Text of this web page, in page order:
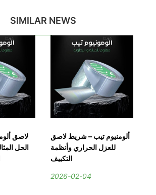
SIMILAR NEWS
لاصق
الحل
ألومنيوم تيب – شريط لاصق
للعزل الحراري وأنظمة
التكييف
2026-02-04